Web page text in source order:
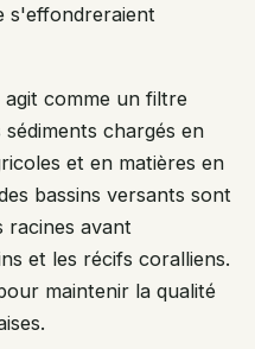
s'effondreraient
agit comme un filtre
chargés en
et en matières en
bassins versants sont
racines avant
et les récifs coralliens.
maintenir la qualité